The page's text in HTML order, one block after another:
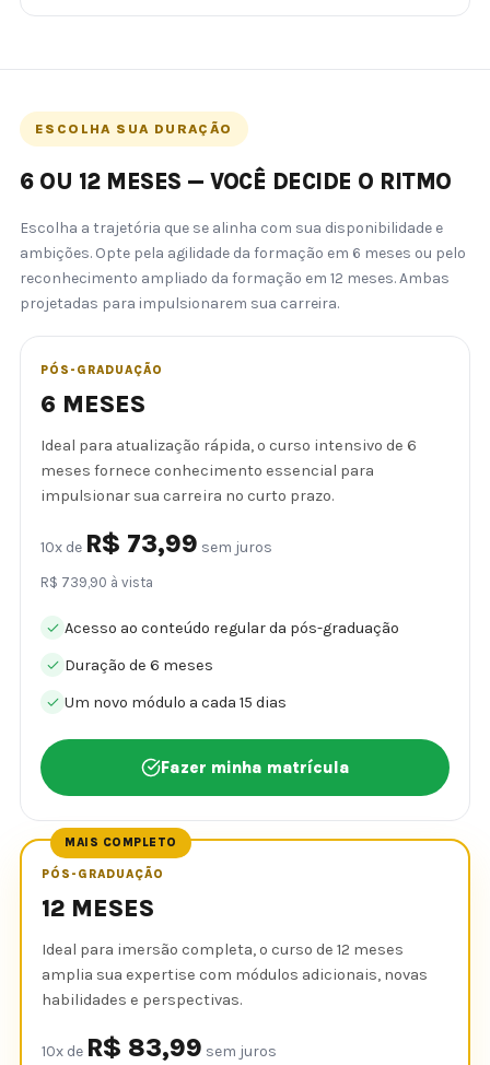
ESCOLHA SUA DURAÇÃO
6 OU 12 MESES — VOCÊ DECIDE O RITMO
Escolha a trajetória que se alinha com sua disponibilidade e
ambições. Opte pela agilidade da formação em 6 meses ou pelo
reconhecimento ampliado da formação em 12 meses. Ambas
projetadas para impulsionarem sua carreira.
PÓS-GRADUAÇÃO
6 MESES
Ideal para atualização rápida, o curso intensivo de 6
meses fornece conhecimento essencial para
impulsionar sua carreira no curto prazo.
10x de R$ 73,99 sem juros
R$ 739,90 à vista
Acesso ao conteúdo regular da pós-graduação
Duração de 6 meses
Um novo módulo a cada 15 dias
Fazer minha matrícula
MAIS COMPLETO
PÓS-GRADUAÇÃO
12 MESES
Ideal para imersão completa, o curso de 12 meses
amplia sua expertise com módulos adicionais, novas
habilidades e perspectivas.
10x de R$ 83,99 sem juros